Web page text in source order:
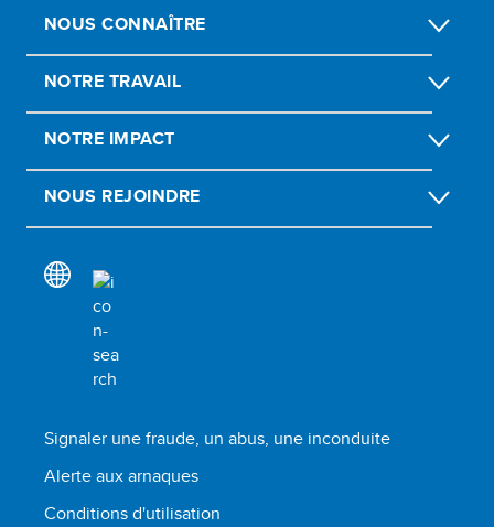
NOUS CONNAÎTRE
NOTRE TRAVAIL
NOTRE IMPACT
NOUS REJOINDRE
Signaler une fraude, un abus, une inconduite
Alerte aux arnaques
Conditions d'utilisation